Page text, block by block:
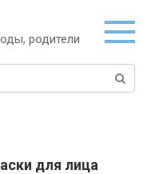
родители
для лица